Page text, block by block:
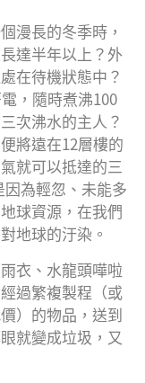
漫長的冬季時，
達半年以上？外
在待機狀態中？
，隨時煮沸100
次沸水的主人？
將遠在12層樓的
就可以抵達的三
為輕忽、未能多
球資源，在我們
地球的汙染。
衣、水龍頭嘩啦
過繁複製程（或
）的物品，送到
就變成垃圾，又